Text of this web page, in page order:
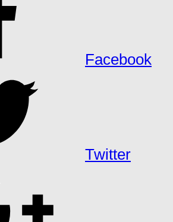
Facebook
Twitter